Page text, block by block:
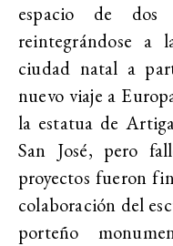
espacio de dos
reintegrándose a
ciudad natal a
nuevo viaje a
la estatua de
San José, pero
proyectos fueron
colaboración del
porteño